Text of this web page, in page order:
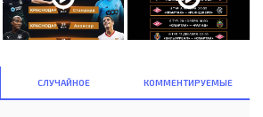
СЛУЧАЙНОЕ КОММЕНТИРУЕМЫЕ